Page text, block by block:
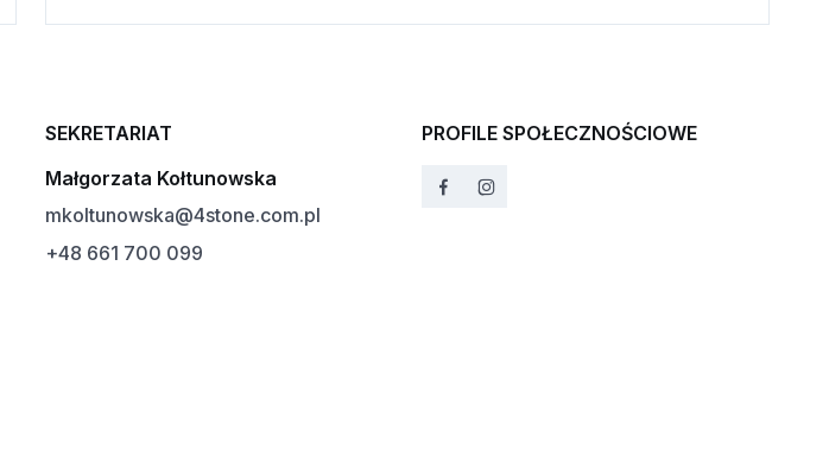
SEKRETARIAT
Małgorzata Kołtunowska
mkoltunowska@4stone.com.pl
+48 661 700 099
PROFILE SPOŁECZNOŚCIOWE